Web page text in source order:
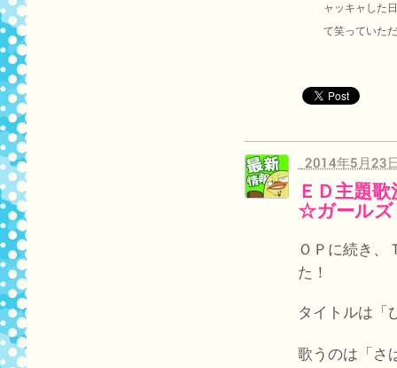
ャッキャした
て笑っていた
2014年5月23
ＥＤ主題
☆ガール
ＯＰに続き、
た！
タイトルは「
歌うのは「さ